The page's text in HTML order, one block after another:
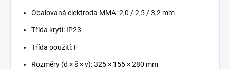
Obalovaná elektroda MMA: 2,0 / 2,5 / 3,2 mm
Třída krytí: IP23
Třída použití: F
Rozměry (d × š × v): 325 × 155 × 280 mm